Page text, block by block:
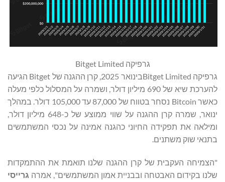
גרפיקה Bitget Limited
גרפיקה Bitget Limitedבינואר 2025, קרן ההגנה של Bitget הגיעה
להערכת שיא של 690 מיליון דולר, ושמרה על המסלול כלפי מעלה
כאשר Bitcoin נסחר בטווח של 87,000 עד 105,000 דולר. במהלך
ינואר, שמרה קרן ההגנה על שווי ממוצע של כ-648 מיליון דולר,
ומילאה את תפקידה החיוני כהגנה אמינה על נכסי המשתמשים
בתנאי שוק משתנים.
"הצמיחה העקבית של קרן ההגנה שלנו תואמת את ההתמקדות
שלנו בקידום האבטחה ובבניית אמון המשתמשים", אמרה גרייסי